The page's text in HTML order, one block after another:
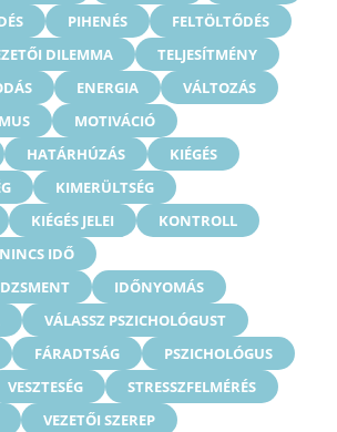
PIHENÉS
FELTÖLTŐDÉS
DILEMMA
TELJESÍTMÉNY
ENERGIA
VÁLTOZÁS
MOTIVÁCIÓ
HATÁRHÚZÁS
KIÉGÉS
KIMERÜLTSÉG
KIÉGÉS JELEI
KONTROLL
NINCS IDŐ
IDŐNYOMÁS
VÁLASSZ PSZICHOLÓGUST
FÁRADTSÁG
PSZICHOLÓGUS
VESZTESÉG
STRESSZFELMÉRÉS
VEZETŐI SZEREP